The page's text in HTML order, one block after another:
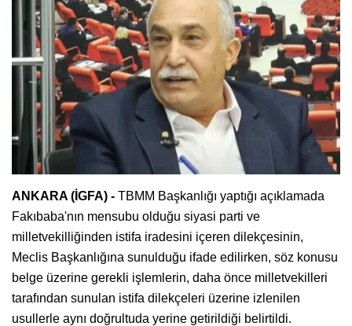
ANKARA (İGFA) - TBMM Başkanlığı yaptığı açıklamada
Fakıbaba'nın mensubu olduğu siyasi parti ve
milletvekilliğinden istifa iradesini içeren dilekçesinin,
Meclis Başkanlığına sunulduğu ifade edilirken, söz konusu
belge üzerine gerekli işlemlerin, daha önce milletvekilleri
tarafından sunulan istifa dilekçeleri üzerine izlenilen
usullerle aynı doğrultuda yerine getirildiği belirtildi.